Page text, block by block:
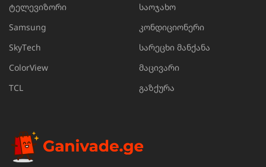
ტელევიზორი
Samsung
SkyTech
ColorView
TCL
საოჯახო
კონდიციონერი
სარეცხი მანქანა
მაცივარი
გაზქურა